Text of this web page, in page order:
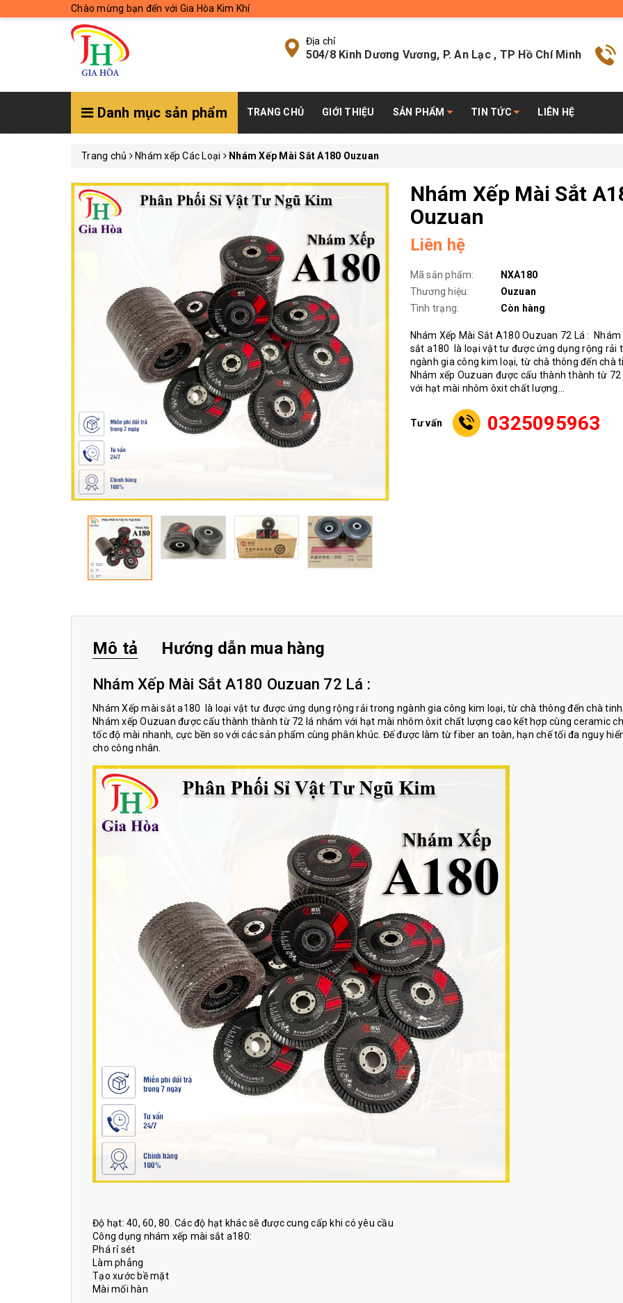
Chào mừng bạn đến với Gia Hòa Kim Khí
Địa chỉ
504/8 Kinh Dương Vương, P. An Lạc , TP Hồ Chí Minh
Danh mục sản phẩm TRANG CHỦ GIỚI THIỆU SẢN PHẨM TIN TỨC LIÊN HỆ
Trang chủ Nhám xếp Các Loại Nhám Xếp Mài Sắt A180 Ouzuan
Nhám Xếp Mài Sắt
Ouzuan
Liên hệ
Mã sản phẩm:
NXA180
Thương hiệu:
Ouzuan
Tình trạng:
Còn hàng
Nhám Xếp Mài Sắt A180 Ouzuan 72 Lá : Nhám
sắt a180 là loại vật tư được ứng dụng rộng rải
ngành gia công kim loại, từ chà thông đến chà
Nhám xếp Ouzuan được cấu thành thành từ
với hạt mài nhôm ôxit chất lượng...
Tư vấn 0325095963
Mô tả Hướng dẫn mua hàng
Nhám Xếp Mài Sắt A180 Ouzuan 72 Lá :
Nhám Xếp mài sắt a180
là loại vật tư được ứng dụng rộng rải trong ngành gia công kim loại, từ chà thông đến chà tinh.
Nhám xếp Ouzuan được cấu thành thành từ 72 lá nhám với hạt mài nhôm ôxit chất lượng cao kết hợp cùng ceramic
tốc độ mài nhanh, cực bền so với các sản phẩm cùng phân khúc. Đế được làm từ fiber an toàn, hạn chế tối đa nguy
cho công nhân.
Độ hạt: 40, 60, 80. Các độ hạt khác sẽ được cung cấp khi có yêu cầu
Công dụng nhám xếp mài sắt a180:
Phá rỉ sét
Làm phẳng
Tạo xước bề mặt
Mài mối hàn